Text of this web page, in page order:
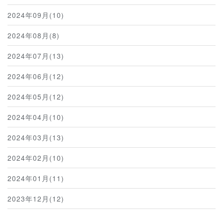
2024年09月(10)
2024年08月(8)
2024年07月(13)
2024年06月(12)
2024年05月(12)
2024年04月(10)
2024年03月(13)
2024年02月(10)
2024年01月(11)
2023年12月(12)